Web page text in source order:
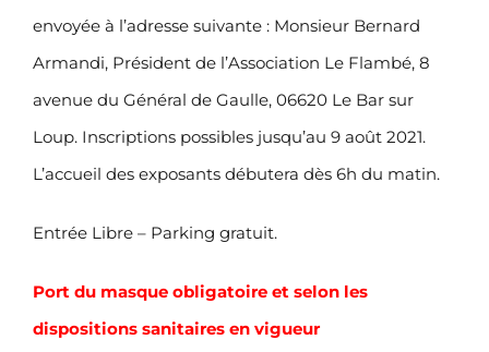
envoyée à l’adresse suivante : Monsieur Bernard
Armandi, Président de l’Association Le Flambé, 8
avenue du Général de Gaulle, 06620 Le Bar sur
Loup. Inscriptions possibles jusqu’au 9 août 2021.
L’accueil des exposants débutera dès 6h du matin.
Entrée Libre – Parking gratuit.
Port du masque obligatoire et selon les
dispositions sanitaires en vigueur